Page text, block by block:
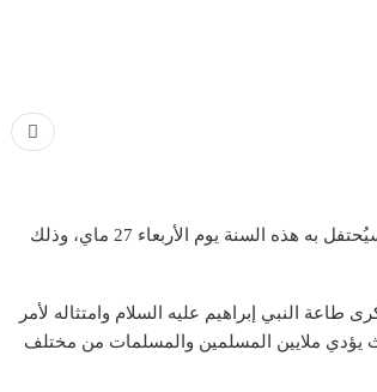
والهيئة التنفيذية لمسلمي بلجيكا، مساء الأحد، أن عيد الأضحى المبارك سيُحتفل به هذه السنة يوم الأربعاء 27 ماي، وذلك
طاعة النبي إبراهيم عليه السلام وامتثاله لأمر
يؤدي ملايين المسلمين والمسلمات من مختلف